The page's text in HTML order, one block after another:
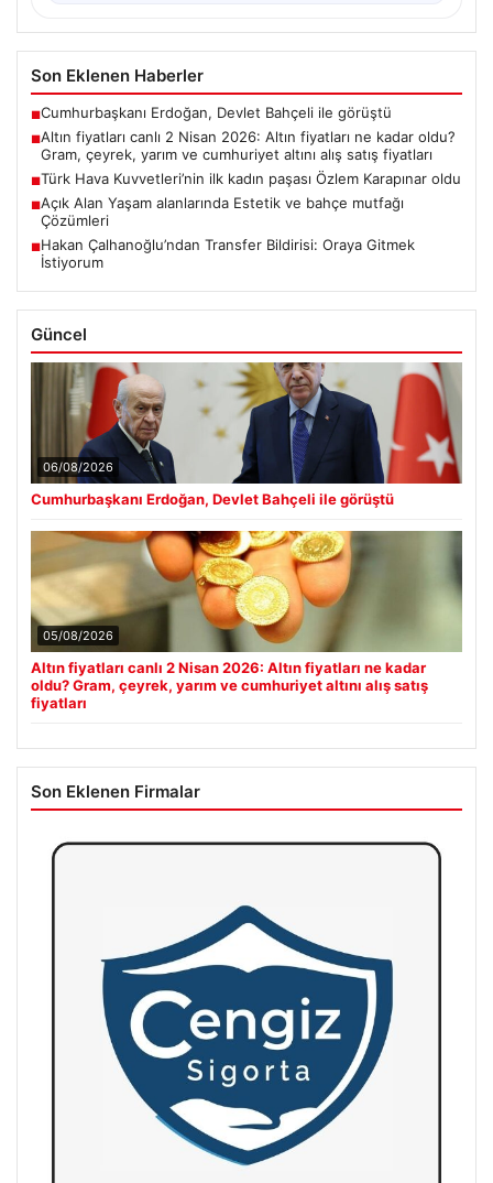
Son Eklenen Haberler
■Cumhurbaşkanı Erdoğan, Devlet Bahçeli ile görüştü
■Altın fiyatları canlı 2 Nisan 2026: Altın fiyatları ne kadar oldu?
Gram, çeyrek, yarım ve cumhuriyet altını alış satış fiyatları
■Türk Hava Kuvvetleri’nin ilk kadın paşası Özlem Karapınar oldu
■Açık Alan Yaşam alanlarında Estetik ve bahçe mutfağı
Çözümleri
■Hakan Çalhanoğlu’ndan Transfer Bildirisi: Oraya Gitmek
İstiyorum
Güncel
06/08/2026
Cumhurbaşkanı Erdoğan, Devlet Bahçeli ile görüştü
05/08/2026
Altın fiyatları canlı 2 Nisan 2026: Altın fiyatları ne kadar
oldu? Gram, çeyrek, yarım ve cumhuriyet altını alış satış
fiyatları
Son Eklenen Firmalar